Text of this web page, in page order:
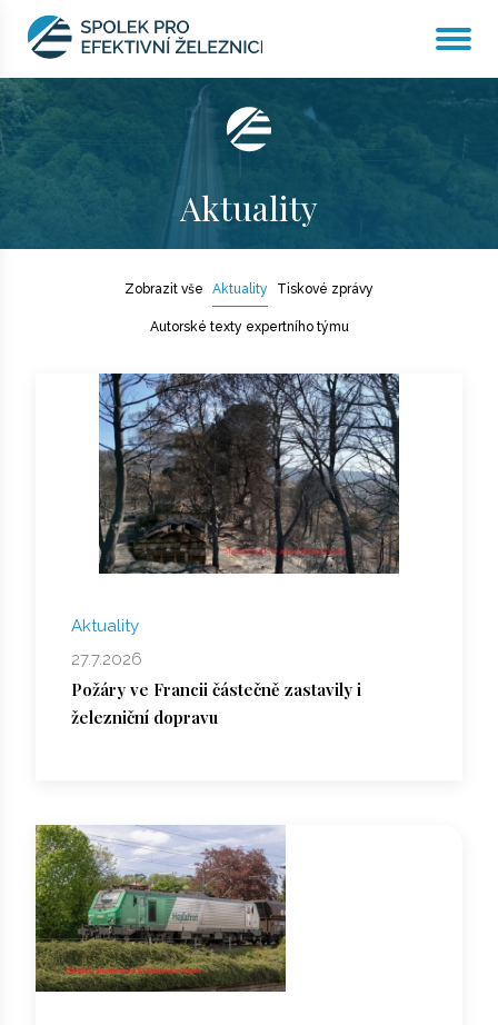
Aktuality
Home Aktuality
Zobrazit vše Aktuality Tiskové zprávy
Autorské texty expertního týmu
Aktuality
27.7.2026
Požáry ve Francii částečně zastavily i
železniční dopravu